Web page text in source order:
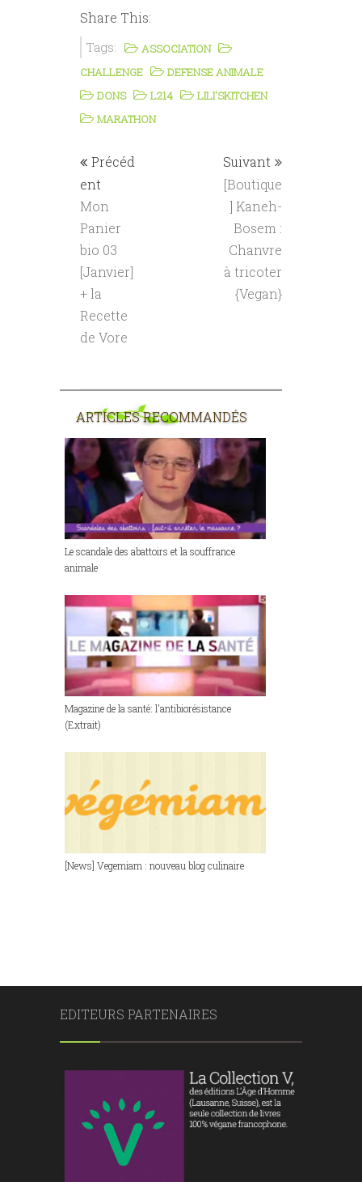
Share This:
Tags:
ASSOCIATION
CHALLENGE
DEFENSE ANIMALE
DONS
L214
LILI'SKITCHEN
MARATHON
Précéd
ent
Mon
Panier
bio 03
[Janvier]
+ la
Recette
de Vore
Suivant
[Boutique
] Kaneh-
Bosem :
Chanvre
à tricoter
{Vegan}
ARTICLES RECOMMANDÉS
Le scandale des abattoirs et la souffrance
animale
Magazine de la santé: l'antibiorésistance
(Extrait)
[News] Vegemiam : nouveau blog culinaire
EDITEURS PARTENAIRES